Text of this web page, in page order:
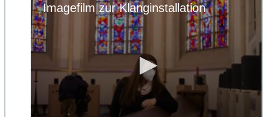
Imagefilm zur Klanginstallation